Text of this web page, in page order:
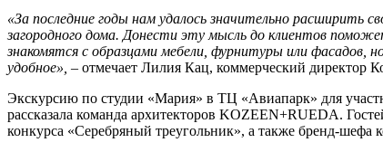
«За последние годы нам удалось значительно
загородного дома. Донести эту мысль до клиентов
знакомятся с образцами мебели, фурнитуры или фасадов,
удобное», – отмечает Лилия Кац, коммерческий директор
Экскурсию по студии «Мария» в ТЦ «Авиапарк» для
рассказала команда архитекторов KOZEEN+RUEDA.
конкурса «Серебряный треугольник», а также бренд-